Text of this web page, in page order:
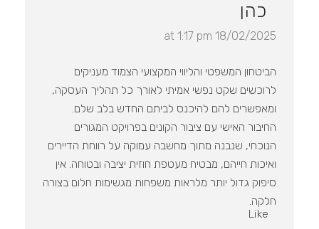
כהן
18/02/2025 at 1:17 pm
הביטחון המשפטי והליווי המקצועי הצמוד מעניקים
לרוכשים שקט נפשי אמיתי לאורך כל תהליך העסקה,
ומאפשרים להם להיכנס לביתם החדש בלב שלם.
החיבור האישי עם ציבור הקונים בפרויקט המגורים
הנוכחי, שנבנה מתוך מחשבה עמוקה על רווחת הדיירים
ואיכות חייהם, מבטיח מעטפת חוזית יציבה ובטוחה. אין
סיפוק גדול יותר מלראות משפחות מגשימות חלום בצורה
חלקה.
Like